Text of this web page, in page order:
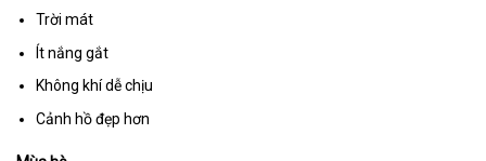
Trời mát
Ít nắng gắt
Không khí dễ chịu
Cảnh hồ đẹp hơn